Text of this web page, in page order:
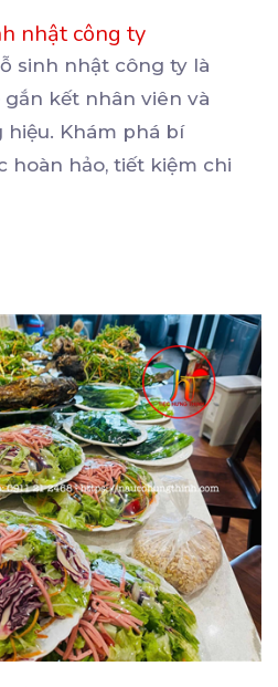
nhật công ty
sinh nhật công ty là
kết nhân viên và
Khám phá bí
hoàn hảo, tiết kiệm chi